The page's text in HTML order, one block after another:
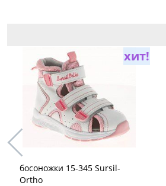
хит!
босоножки 15-345 Sursil-
Ortho